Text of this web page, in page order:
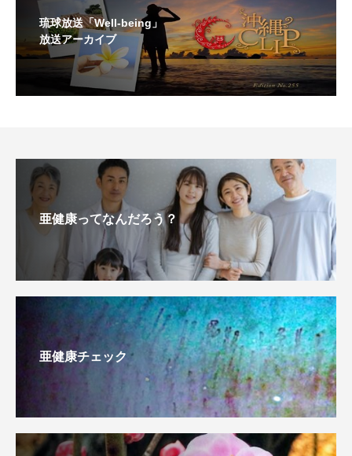
琉球放送「Well-being」
放送アーカイブ
亜健康ってなんだろう？
亜健康チェック